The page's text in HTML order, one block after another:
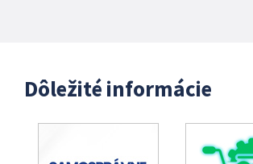
Dôležité informácie